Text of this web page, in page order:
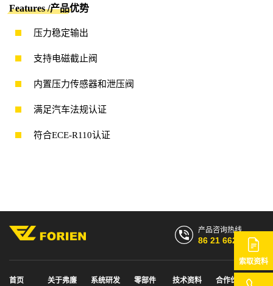
Features /产品优势
压力稳定输出
支持电磁截止阀
内置压力传感器和泄压阀
满足汽车法规认证
符合ECE-R110认证
产品咨询热线
86 21 6628 7768
首页 关于弗廉 系统研发 零部件 技术资料 合作伙伴
索取资料